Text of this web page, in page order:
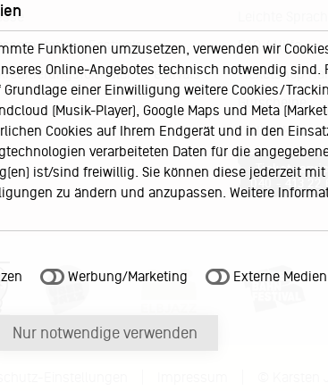
– Festivals
– Festivals
FAQ / Hilfe
Ticketshop
Gutscheine
Callback-
040 - 413 22
Funktionen umzusetzen, verwenden wir
Online-Angebotes technisch notwendig
einer Einwilligung weitere Cookies/
(Musik-Player), Google Maps und Meta
Cookies auf Ihrem Endgerät und in den
verarbeiteten Daten für die
ist/sind freiwillig. Sie können diese jederzeit
zu ändern und anzupassen. Weitere
Werbung/Marketing Externe Medien
Nur notwendige verwenden